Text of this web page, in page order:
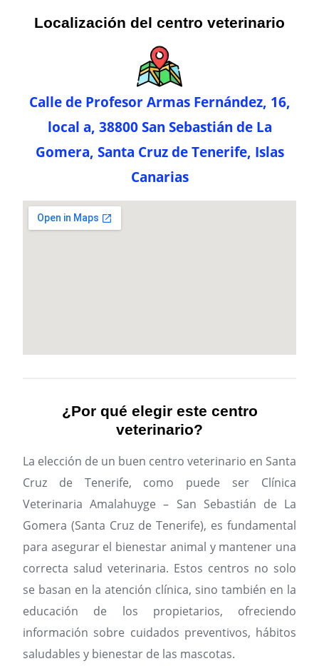
Localización del centro veterinario
Calle de Profesor Armas Fernández, 16,
local a, 38800 San Sebastián de La
Gomera, Santa Cruz de Tenerife, Islas
Canarias
¿Por qué elegir este centro
veterinario?
La elección de un buen centro veterinario en Santa
Cruz de Tenerife, como puede ser Clínica
Veterinaria Amalahuyge – San Sebastián de La
Gomera (Santa Cruz de Tenerife), es fundamental
para asegurar el bienestar animal y mantener una
correcta salud veterinaria. Estos centros no solo
se basan en la atención clínica, sino también en la
educación de los propietarios, ofreciendo
información sobre cuidados preventivos, hábitos
saludables y bienestar de las mascotas.